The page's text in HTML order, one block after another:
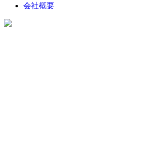
会社概要